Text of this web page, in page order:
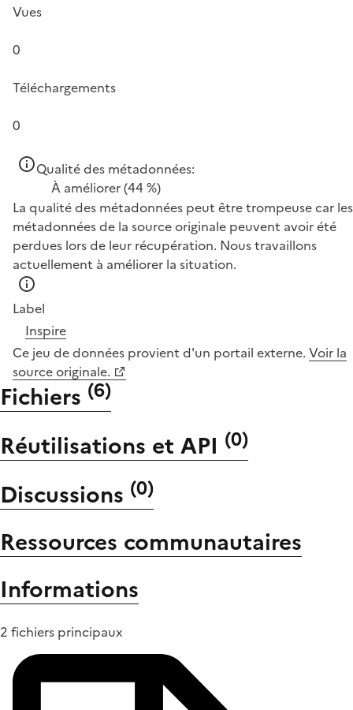
Vues
0
Téléchargements
0
Qualité des métadonnées:
À améliorer(44 %)
La qualité des métadonnées peut être trompeuse car les
métadonnées de la source originale peuvent avoir été
perdues lors de leur récupération. Nous travaillons
actuellement à améliorer la situation.
Label
Inspire
Ce jeu de données provient d'un portail externe. Voir la
source originale.
Fichiers (6)
Réutilisations et API (0)
Discussions (0)
Ressources communautaires
Informations
2 fichiers principaux